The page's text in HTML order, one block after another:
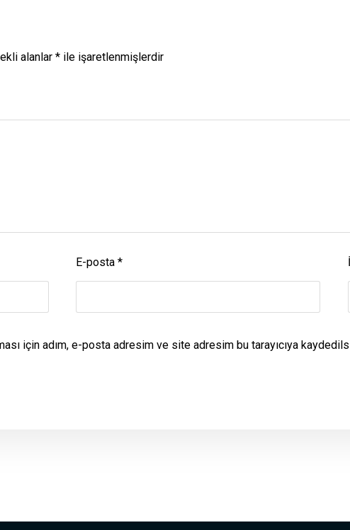
alanlar* ile işaretlenmişlerdir
E-posta*
için adım, e-posta adresim ve site adresim bu tarayıcıya